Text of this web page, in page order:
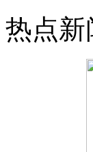
热点新